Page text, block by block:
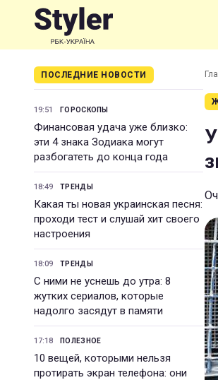
ПОСЛЕДНИЕ НОВОСТИ
19:51 ГОРОСКОПЫ
Финансовая удача уже близко:
эти 4 знака Зодиака могут
разбогатеть до конца года
18:49 ТРЕНДЫ
Какая ты новая украинская песня:
проходи тест и слушай хит своего
настроения
18:09 ТРЕНДЫ
С ними не уснешь до утра: 8
жутких сериалов, которые
надолго засядут в памяти
17:18 ПОЛЕЗНОЕ
10 вещей, которыми нельзя
протирать экран телефона: они